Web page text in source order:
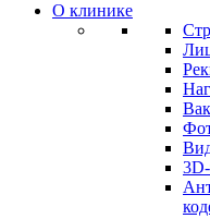
О клинике